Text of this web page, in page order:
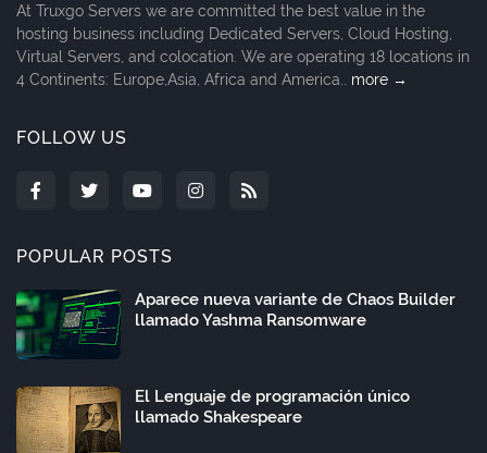
At Truxgo Servers we are committed the best value in the
hosting business including Dedicated Servers, Cloud Hosting,
Virtual Servers, and colocation. We are operating 18 locations in
4 Continents: Europe,Asia, Africa and America.. more →
FOLLOW US
POPULAR POSTS
Aparece nueva variante de Chaos Builder
llamado Yashma Ransomware
El Lenguaje de programación único
llamado Shakespeare